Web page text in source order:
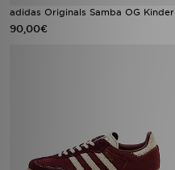
adidas Originals Samba OG Kinder
90,00€